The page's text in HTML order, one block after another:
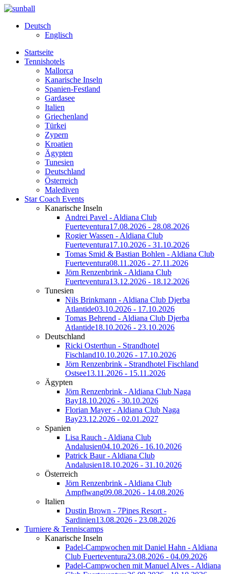
Deutsch
Englisch
Startseite
Tennishotels
Mallorca
Kanarische Inseln
Spanien-Festland
Gardasee
Italien
Griechenland
Türkei
Zypern
Kroatien
Ägypten
Tunesien
Deutschland
Österreich
Malediven
Star Coach Events
Kanarische Inseln
Andrei Pavel - Aldiana Club
Fuerteventura17.08.2026 - 28.08.2026
Rogier Wassen - Aldiana Club
Fuerteventura17.10.2026 - 31.10.2026
Tomas Smid & Bastian Bohlen - Aldiana Club
Fuerteventura08.11.2026 - 27.11.2026
Jörn Renzenbrink - Aldiana Club
Fuerteventura13.12.2026 - 18.12.2026
Tunesien
Nils Brinkmann - Aldiana Club Djerba
Atlantide03.10.2026 - 17.10.2026
Tomas Behrend - Aldiana Club Djerba
Atlantide18.10.2026 - 23.10.2026
Deutschland
Ricki Osterthun - Strandhotel
Fischland10.10.2026 - 17.10.2026
Jörn Renzenbrink - Strandhotel Fischland
Ostsee13.11.2026 - 15.11.2026
Ägypten
Jörn Renzenbrink - Aldiana Club Naga
Bay18.10.2026 - 30.10.2026
Florian Mayer - Aldiana Club Naga
Bay23.12.2026 - 02.01.2027
Spanien
Lisa Rauch - Aldiana Club
Andalusien04.10.2026 - 16.10.2026
Patrick Baur - Aldiana Club
Andalusien18.10.2026 - 31.10.2026
Österreich
Jörn Renzenbrink - Aldiana Club
Ampflwang09.08.2026 - 14.08.2026
Italien
Dustin Brown - 7Pines Resort -
Sardinien13.08.2026 - 23.08.2026
Turniere & Tenniscamps
Kanarische Inseln
Padel-Campwochen mit Daniel Hahn - Aldiana
Club Fuerteventura23.08.2026 - 04.09.2026
Padel-Campwochen mit Manuel Alves - Aldiana